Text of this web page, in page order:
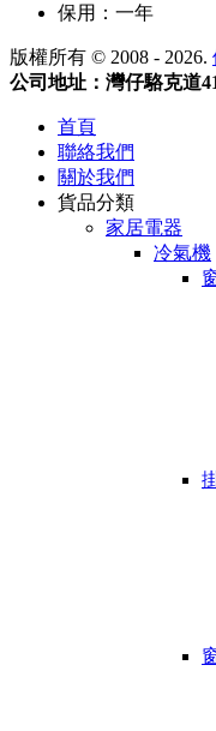
保用：一年
版權所有 © 2008 - 2026.
公司地址：灣仔駱克道
首頁
聯絡我們
關於我們
貨品分類
家居電器
冷氣機